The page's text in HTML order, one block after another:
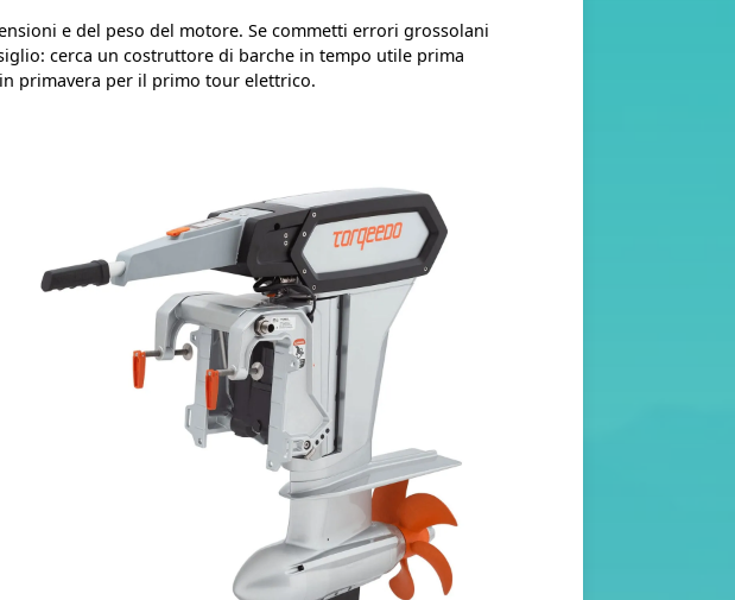
e del peso del motore. Se commetti errori grossolani
cerca un costruttore di barche in tempo utile prima
primavera per il primo tour elettrico.